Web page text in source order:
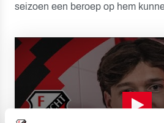
seizoen een beroep op hem